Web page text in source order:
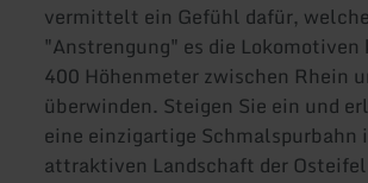
vermittelt ein Gefühl dafür, welche
"Anstrengung" es die
400 Höhenmeter zwischen Rhein
überwinden. Steigen Sie ein und
eine einzigartige Schmalspurbahn
attraktiven Landschaft der